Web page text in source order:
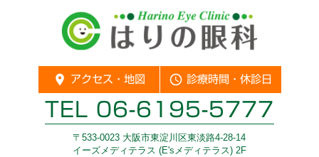
location_on アクセス・地図 query_builder 診療時間・休診日
TEL 06-6195-5777
〒533-0023 大阪市東淀川区東淡路4-28-14
イーズメディテラス (E'sメディテラス) 2F